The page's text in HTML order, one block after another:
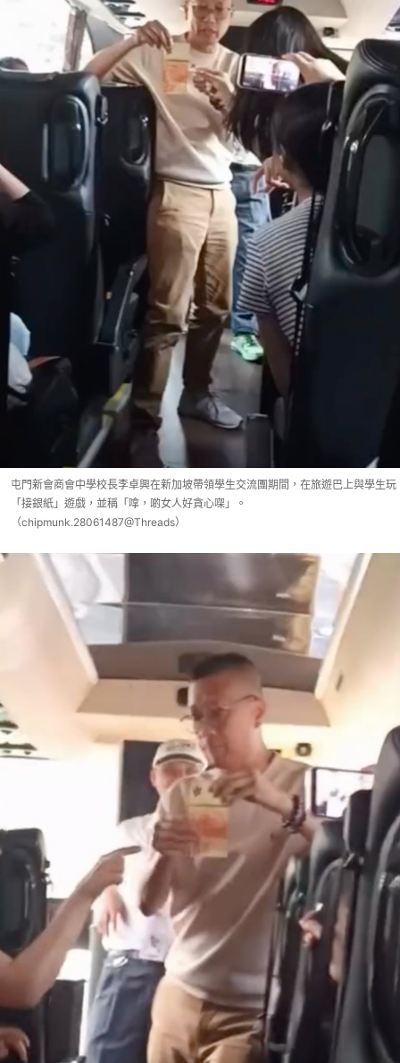
屯門新會商會中學校長李卓興在新加坡帶領學生交流團期間，在旅遊巴上與學生玩
「接銀紙」遊戲，並稱「嗱，啲女人好貪心㗎」。
（chipmunk.28061487@Threads）